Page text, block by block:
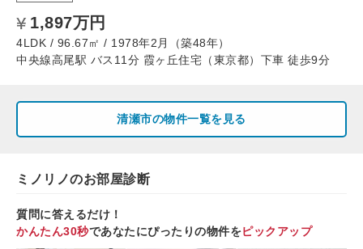
1,897万円
4LDK / 96.67㎡ / 1978年2月（築48年）
中央線高尾駅 バス11分 霞ヶ丘住宅（東京都）下車 徒歩9分
清瀬市の物件一覧を見る
ミノリノのお部屋診断
質問に答えるだけ！
かんたん30秒であなたにぴったりの物件をピックアップ